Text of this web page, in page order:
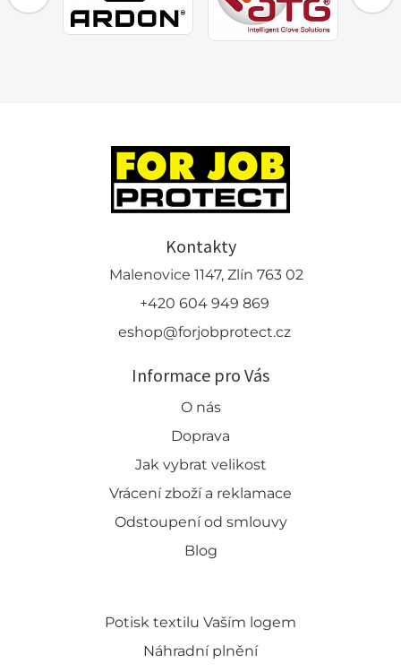
Kontakty
Malenovice 1147, Zlín 763 02
+420 604 949 869
eshop@forjobprotect.cz
Informace pro Vás
O nás
Doprava
Jak vybrat velikost
Vrácení zboží a reklamace
Odstoupení od smlouvy
Blog
Potisk textilu Vaším logem
Náhradní plnění